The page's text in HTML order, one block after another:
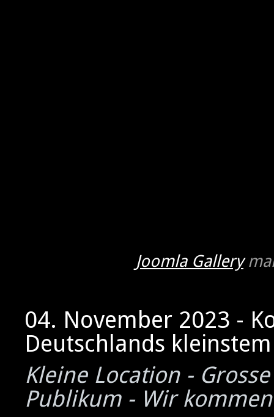
Joomla Gallery
04. November 2023 -
Deutschlands
Kleine Location -
Publikum - Wir